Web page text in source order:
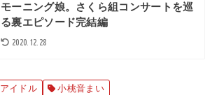
モーニング娘。さくら組コンサートを巡
る裏エピソード完結編
2020.12.28
アイドル 小桃音まい